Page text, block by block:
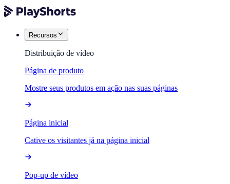
Recursos
Distribuição de vídeo
Página de produto
Mostre seus produtos em ação nas suas páginas
Página inicial
Cative os visitantes já na página inicial
Pop-up de vídeo